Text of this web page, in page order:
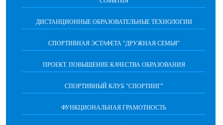
ДИСТАНЦИОННЫЕ ОБРАЗОВАТЕЛЬНЫЕ ТЕХНОЛОГИИ
СПОРТИВНАЯ ЭСТАФЕТА "ДРУЖНАЯ СЕМЬЯ"
ПРОЕКТ. ПОВЫШЕНИЕ КАЧЕСТВА ОБРАЗОВАНИЯ
СПОРТИВНЫЙ КЛУБ "СПОРТИНГ"
ФУНКЦИОНАЛЬНАЯ ГРАМОТНОСТЬ